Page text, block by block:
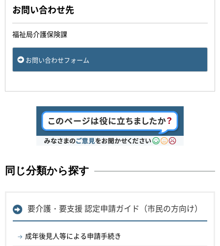
お問い合わせ先
福祉局介護保険課
お問い合わせフォーム
同じ分類から探す
要介護・要支援 認定申請ガイド（市民の方向け）
成年後見人等による申請手続き